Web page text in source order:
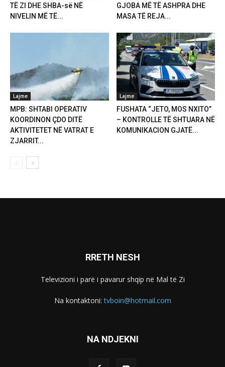
TË ZI DHE SHBA-së NË
NIVELIN MË TË...
GJOBA MË TË ASHPRA DHE
MASA TË REJA...
Lajme
MPB: SHTABI OPERATIV
KOORDINON ÇDO DITË
AKTIVITETET NË VATRAT E
ZJARRIT...
Lajme
FUSHATA “JETO, MOS NXITO”
– KONTROLLE TË SHTUARA NË
KOMUNIKACION GJATË...
RRETH NESH
Televizioni i parë i pavarur shqip në Mal të Zi
Na kontaktoni:tvboin@hotmail.com
NA NDJEKNI